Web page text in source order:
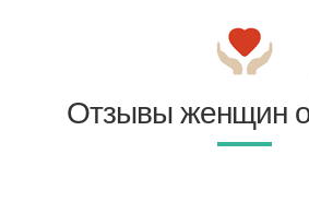
Отзывы женщин